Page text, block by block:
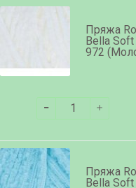
Пряжа
Bella
972
Пряжа
Bella